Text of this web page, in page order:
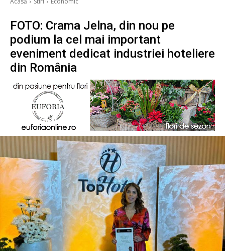
FOTO: Crama Jelna, din nou pe
podium la cel mai important
eveniment dedicat industriei hoteliere
din România